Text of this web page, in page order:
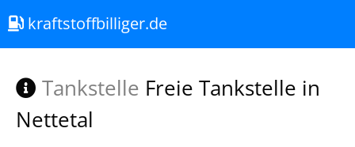
kraftstoffbilliger.de
Tankstelle Freie Tankstelle in
Nettetal